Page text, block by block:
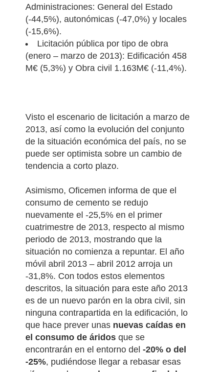
Administraciones: General del Estado
(-44,5%), autonómicas (-47,0%) y locales
(-15,6%).
Licitación pública por tipo de obra
(enero – marzo de 2013): Edificación 458
M€ (5,3%) y Obra civil 1.163M€ (-11,4%).
Visto el escenario de licitación a marzo de
2013, así como la evolución del conjunto
de la situación económica del país, no se
puede ser optimista sobre un cambio de
tendencia a corto plazo.
Asimismo, Oficemen informa de que el
consumo de cemento se redujo
nuevamente el -25,5% en el primer
cuatrimestre de 2013, respecto al mismo
periodo de 2013, mostrando que la
situación no comienza a repuntar. El año
móvil abril 2013 – abril 2012 arroja un
-31,8%. Con todos estos elementos
descritos, la situación para este año 2013
es de un nuevo parón en la obra civil, sin
ninguna contrapartida en la edificación, lo
que hace prever unas nuevas caídas en
el consumo de áridos que se
encontrarán en el entorno del-20% o del
-25%, pudiéndose llegar a rebasar esas